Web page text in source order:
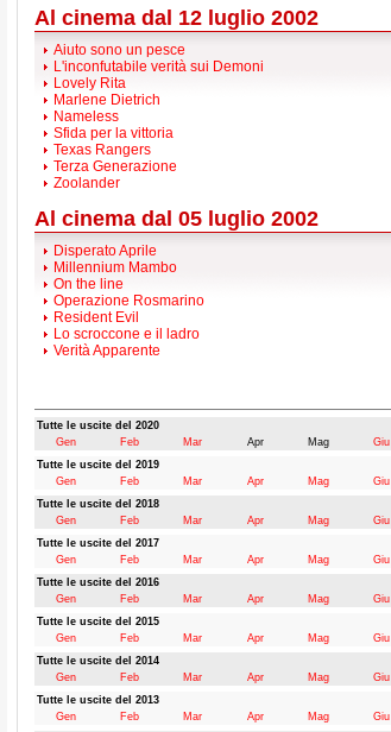
Al cinema dal 12 luglio 2002
Aiuto sono un pesce
L'inconfutabile verità sui Demoni
Lovely Rita
Marlene Dietrich
Nameless
Sfida per la vittoria
Texas Rangers
Terza Generazione
Zoolander
Al cinema dal 05 luglio 2002
Disperato Aprile
Millennium Mambo
On the line
Operazione Rosmarino
Resident Evil
Lo scroccone e il ladro
Verità Apparente
Tutte le uscite del 2020
Gen
Feb Mar Apr Mag Giu
Tutte le uscite del 2019
Gen
Feb Mar Apr Mag Giu
Tutte le uscite del 2018
Gen
Feb Mar Apr Mag Giu
Tutte le uscite del 2017
Gen
Feb Mar Apr Mag Giu
Tutte le uscite del 2016
Gen
Feb Mar Apr Mag Giu
Tutte le uscite del 2015
Gen
Feb Mar Apr Mag Giu
Tutte le uscite del 2014
Gen
Feb Mar Apr Mag Giu
Tutte le uscite del 2013
Gen
Feb Mar Apr Mag Giu